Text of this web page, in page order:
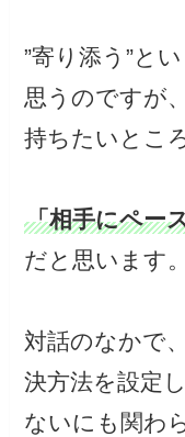
”寄り添う”と
思うのですが
持ちたいとこ
「相手にペー
だと思います。
対話のなかで
決方法を設定
ないにも関わ